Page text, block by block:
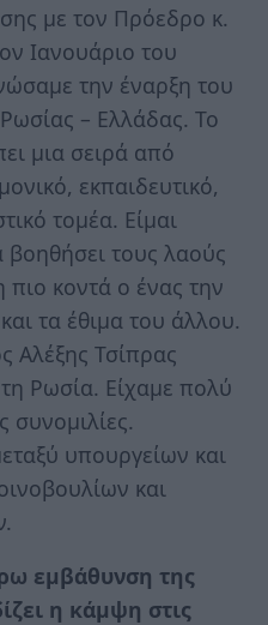
με τον Πρόεδρο κ.
Ιανουάριο του
την έναρξη του
– Ελλάδας. Το
μια σειρά από
εκπαιδευτικό,
τομέα. Είμαι
βοηθήσει τους λαούς
κοντά ο ένας την
τα έθιμα του άλλου.
Αλέξης Τσίπρας
Ρωσία. Είχαμε πολύ
συνομιλίες.
υπουργείων και
και
εμβάθυνση της
η κάμψη στις